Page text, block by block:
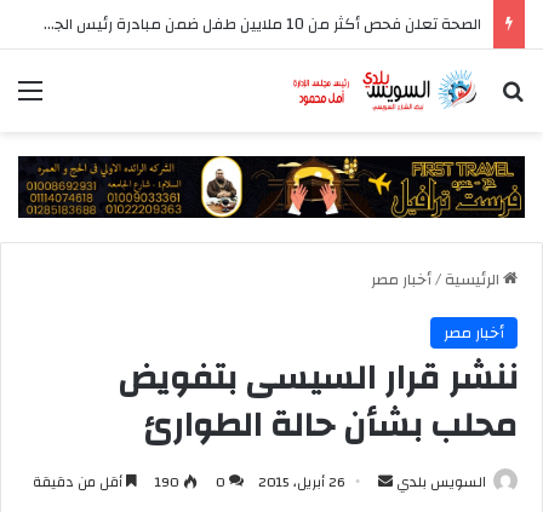
الصحة تعلن فحص أكثر من 10 ملايين طفل ضمن مبادرة رئيس الجمهورية للكشف المبكر وعلاج فقدان السمع لدى حديثي الولادة
بحث عن
الرئيسية/أخبار مصر
أخبار مصر
ننشر قرار السيسى بتفويض
محلب بشأن حالة الطوارئ
السويس بلدي
أرسل 26 أبريل، 2015 0
190 أقل من دقيقة